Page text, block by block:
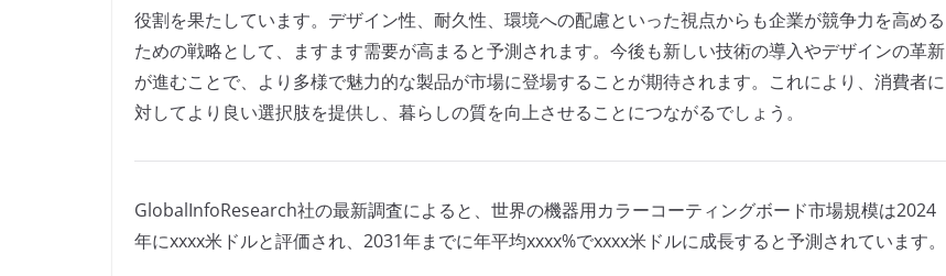
役割を果たしています。デザイン性、耐久性、環境への配慮といった視点からも企業が競争力を高める
ための戦略として、ますます需要が高まると予測されます。今後も新しい技術の導入やデザインの革新
が進むことで、より多様で魅力的な製品が市場に登場することが期待されます。これにより、消費者に
対してより良い選択肢を提供し、暮らしの質を向上させることにつながるでしょう。
GlobalInfoResearch社の最新調査によると、世界の機器用カラーコーティングボード市場規模は2024
年にxxxx米ドルと評価され、2031年までに年平均xxxx%でxxxx米ドルに成長すると予測されています。